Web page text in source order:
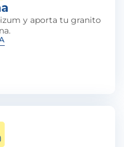
y aporta tu granito